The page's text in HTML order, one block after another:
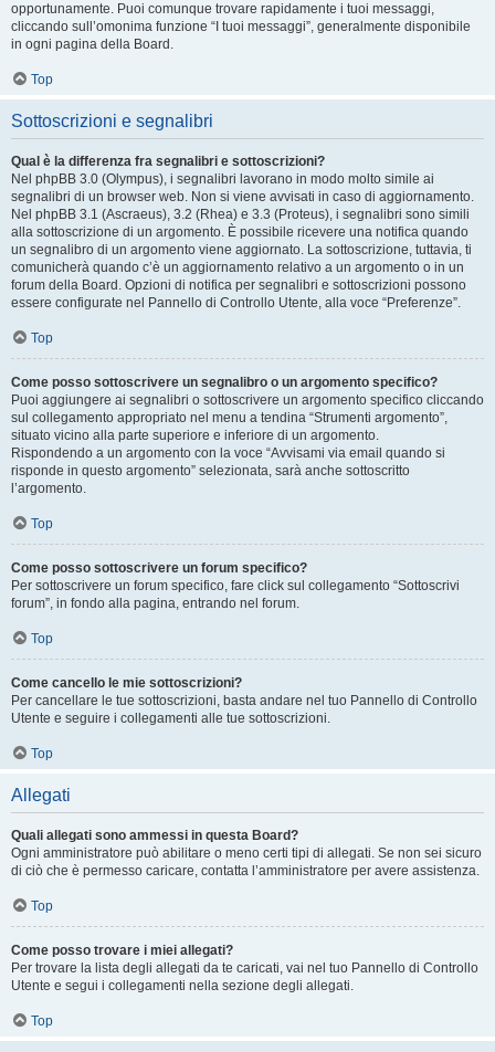
opportunamente. Puoi comunque trovare rapidamente i tuoi messaggi,
cliccando sull’omonima funzione “I tuoi messaggi”, generalmente disponibile
in ogni pagina della Board.
Top
Sottoscrizioni e segnalibri
Qual è la differenza fra segnalibri e sottoscrizioni?
Nel phpBB 3.0 (Olympus), i segnalibri lavorano in modo molto simile ai
segnalibri di un browser web. Non si viene avvisati in caso di aggiornamento.
Nel phpBB 3.1 (Ascraeus), 3.2 (Rhea) e 3.3 (Proteus), i segnalibri sono simili
alla sottoscrizione di un argomento. È possibile ricevere una notifica quando
un segnalibro di un argomento viene aggiornato. La sottoscrizione, tuttavia, ti
comunicherà quando c’è un aggiornamento relativo a un argomento o in un
forum della Board. Opzioni di notifica per segnalibri e sottoscrizioni possono
essere configurate nel Pannello di Controllo Utente, alla voce “Preferenze”.
Top
Come posso sottoscrivere un segnalibro o un argomento specifico?
Puoi aggiungere ai segnalibri o sottoscrivere un argomento specifico cliccando
sul collegamento appropriato nel menu a tendina “Strumenti argomento”,
situato vicino alla parte superiore e inferiore di un argomento.
Rispondendo a un argomento con la voce “Avvisami via email quando si
risponde in questo argomento” selezionata, sarà anche sottoscritto
l’argomento.
Top
Come posso sottoscrivere un forum specifico?
Per sottoscrivere un forum specifico, fare click sul collegamento “Sottoscrivi
forum”, in fondo alla pagina, entrando nel forum.
Top
Come cancello le mie sottoscrizioni?
Per cancellare le tue sottoscrizioni, basta andare nel tuo Pannello di Controllo
Utente e seguire i collegamenti alle tue sottoscrizioni.
Top
Allegati
Quali allegati sono ammessi in questa Board?
Ogni amministratore può abilitare o meno certi tipi di allegati. Se non sei sicuro
di ciò che è permesso caricare, contatta l’amministratore per avere assistenza.
Top
Come posso trovare i miei allegati?
Per trovare la lista degli allegati da te caricati, vai nel tuo Pannello di Controllo
Utente e segui i collegamenti nella sezione degli allegati.
Top